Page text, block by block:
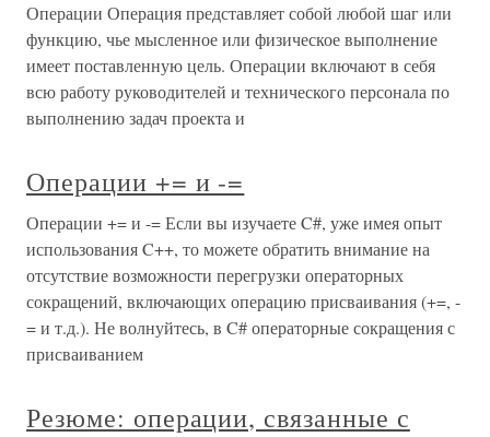
Операции Операция представляет собой любой шаг или
функцию, чье мысленное или физическое выполнение
имеет поставленную цель. Операции включают в себя
всю работу руководителей и технического персонала по
выполнению задач проекта и
Операции += и -=
Операции += и -= Если вы изучаете C#, уже имея опыт
использования C++, то можете обратить внимание на
отсутствие возможности перегрузки операторных
сокращений, включающих операцию присваивания (+=, -
= и т.д.). Не волнуйтесь, в C# операторные сокращения с
присваиванием
Резюме: операции, связанные с